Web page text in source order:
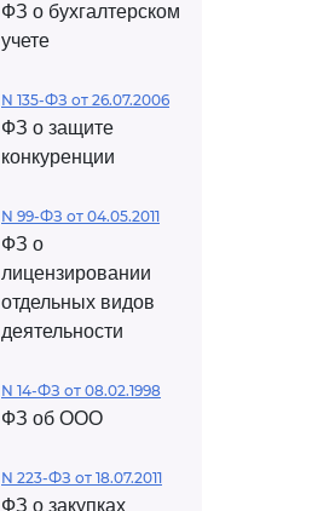
ФЗ о бухгалтерском
учете
N 135-ФЗ от 26.07.2006
ФЗ о защите
конкуренции
N 99-ФЗ от 04.05.2011
ФЗ о
лицензировании
отдельных видов
деятельности
N 14-ФЗ от 08.02.1998
ФЗ об ООО
N 223-ФЗ от 18.07.2011
ФЗ о закупках